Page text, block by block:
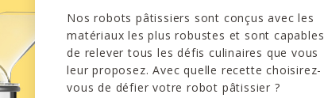
Nos robots pâtissiers sont conçus avec les
matériaux les plus robustes et sont capables
de relever tous les défis culinaires que vous
leur proposez. Avec quelle recette choisirez-
vous de défier votre robot pâtissier ?